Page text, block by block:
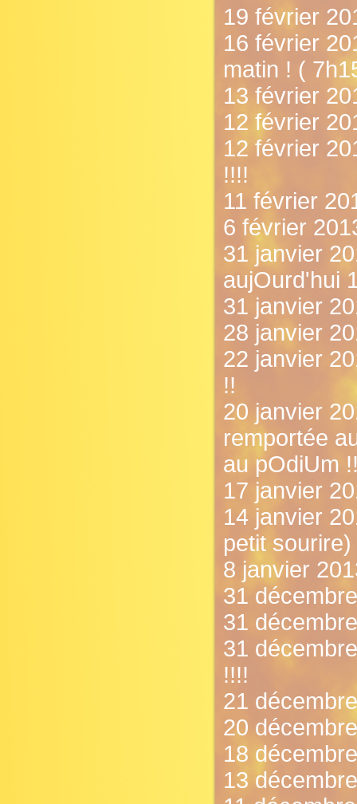
19 février
16 février
matin ! (
13 février
12 février
12 février
!!!!
11 février
6 février
31 janvier
aujOurd'hui
31 janvier
28 janvier
22 janvier
!!
20 janvier
remportée
au pOdiUm
17 janvier
14 janvier
petit sourire)
8 janvier
31
31
31
!!!!
21
20
18
13